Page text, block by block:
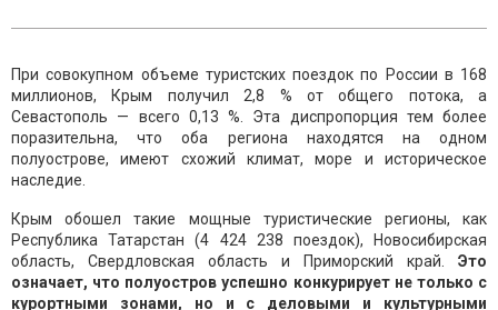
При совокупном объеме туристских поездок по России в 168
миллионов, Крым получил 2,8 % от общего потока, а
Севастополь — всего 0,13 %. Эта диспропорция тем более
поразительна, что оба региона находятся на одном
полуострове, имеют схожий климат, море и историческое
наследие.
Крым обошел такие мощные туристические регионы, как
Республика Татарстан (4 424 238 поездок), Новосибирская
область, Свердловская область и Приморский край. Это
означает, что полуостров успешно конкурирует не только с
курортными зонами, но и с деловыми и культурными